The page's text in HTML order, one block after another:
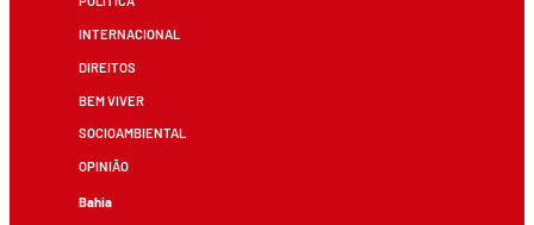
INTERNACIONAL
DIREITOS
BEM VIVER
SOCIOAMBIENTAL
OPINIÃO
Bahia